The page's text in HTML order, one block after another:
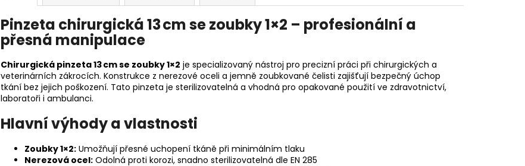
Pinzeta chirurgická 13 cm se zoubky 1×2 – profesionální a
přesná manipulace
Chirurgická pinzeta 13 cm se zoubky 1×2 je specializovaný nástroj pro precizní práci při chirurgických a
veterinárních zákrocích. Konstrukce z nerezové oceli a jemně zoubkované čelisti zajišťují bezpečný úchop
tkání bez jejich poškození. Tato pinzeta je sterilizovatelná a vhodná pro opakované použití ve zdravotnictví,
laboratoři i ambulanci.
Hlavní výhody a vlastnosti
Zoubky 1×2: Umožňují přesné uchopení tkáně při minimálním tlaku
Nerezová ocel: Odolná proti korozi, snadno sterilizovatelná dle EN 285